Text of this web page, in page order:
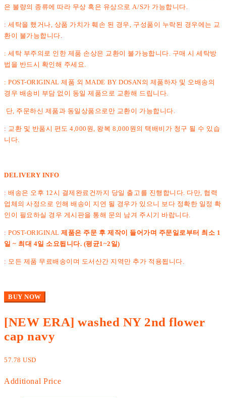
은 불량의 종류에 따라 무상 혹은 유상으로 A/S가 가능합니다.
: 세탁을 했거나, 상품 가치가 훼손 된 경우, 구성품이 누락된 경우에는 교
환이 불가능합니다.
: 세탁 부주의로 인한 제품 손상은 교환이 불가능합니다. 구매 시 세탁방
법을 반드시 확인해 주세요.
: POST-ORIGINAL 제품 외 MADE BY DOSAN의 제품하자 및 오배송의
경우 배송비 부담 없이 동일 제품으로 교환해 드립니다.
단, 주문하신 제품과 동일상품으로만 교환이 가능합니다.
: 교환 및 반품시 편도 4,000원, 왕복 8,000원의 택배비가 청구 될 수 있습
니다.
DELIVERY INFO
: 배송은 오후 12시 결제완료건까지 당일 출고를 진행합니다. 다만, 협력
업체의 사정으로 인해 배송이 지연 될 경우가 있으니 보다 정확한 일정 확
인이 필요하실 경우 게시판을 통해 문의 남겨 주시기 바랍니다.
: POST-ORIGINAL 제품은 주문 후 제작이 들어가며 주문일로부터 최소 1
일 ~ 최대 4일 소요됩니다. (평균1~2일)
: 모든 제품 무료배송이며 도서산간 지역만 추가 적용됩니다.
BUY NOW
[NEW ERA] washed NY 2nd flower
cap navy
57.78 USD
Additional Price